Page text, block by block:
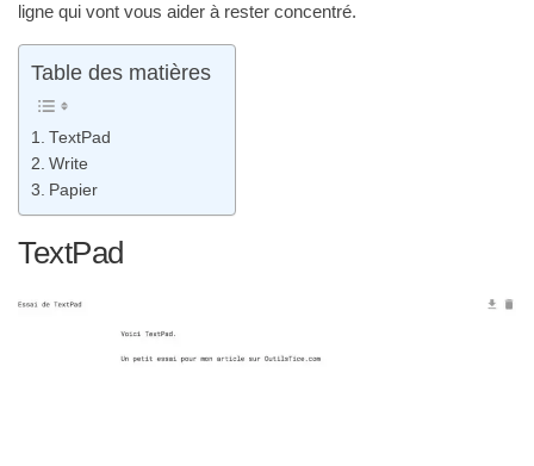
ligne qui vont vous aider à rester concentré.
Table des matières
TextPad
Write
Papier
TextPad